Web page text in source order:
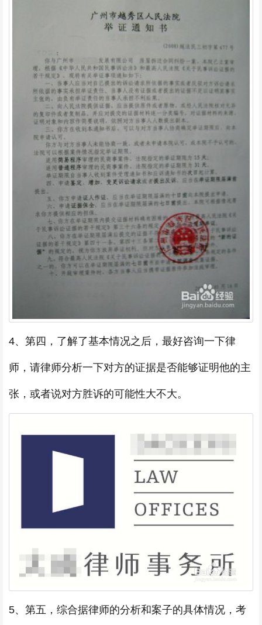
4、第四，了解了基本情况之后，最好咨询一下律
师，请律师分析一下对方的证据是否能够证明他的主
张，或者说对方胜诉的可能性大不大。
5、第五，综合据律师的分析和案子的具体情况，考